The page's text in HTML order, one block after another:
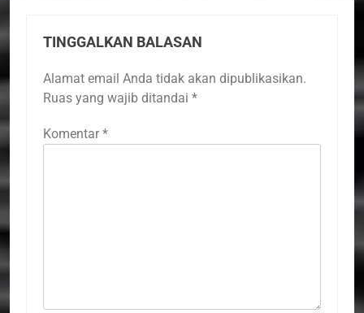
TINGGALKAN BALASAN
Alamat email Anda tidak akan dipublikasikan.
Ruas yang wajib ditandai *
Komentar *